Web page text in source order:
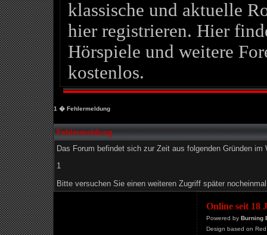
klassische und aktuelle
hier registrieren. Hier
Hörspiele und weitere
kostenlos.
1 � Fehlermeldung
Fehlermeldung
Das Forum befindet sich zur Zeit aus folgenden Gründen im
1
Bitte versuchen Sie einen weiteren Zugriff später
Online seit 18
Powered by Burning
Design based on